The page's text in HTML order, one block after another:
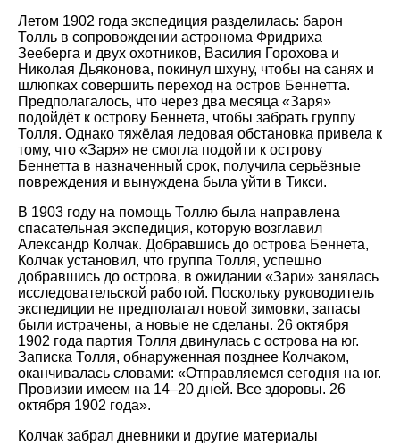
Летом 1902 года экспедиция разделилась: барон
Толль в сопровождении астронома Фридриха
Зееберга и двух охотников, Василия Горохова и
Николая Дьяконова, покинул шхуну, чтобы на санях и
шлюпках совершить переход на остров Беннетта.
Предполагалось, что через два месяца «Заря»
подойдёт к острову Беннета, чтобы забрать группу
Толля. Однако тяжёлая ледовая обстановка привела к
тому, что «Заря» не смогла подойти к острову
Беннетта в назначенный срок, получила серьёзные
повреждения и вынуждена была уйти в Тикси.
В 1903 году на помощь Толлю была направлена
спасательная экспедиция, которую возглавил
Александр Колчак. Добравшись до острова Беннета,
Колчак установил, что группа Толля, успешно
добравшись до острова, в ожидании «Зари» занялась
исследовательской работой. Поскольку руководитель
экспедиции не предполагал новой зимовки, запасы
были истрачены, а новые не сделаны. 26 октября
1902 года партия Толля двинулась с острова на юг.
Записка Толля, обнаруженная позднее Колчаком,
оканчивалась словами: «Отправляемся сегодня на юг.
Провизии имеем на 14–20 дней. Все здоровы. 26
октября 1902 года».
Колчак забрал дневники и другие материалы